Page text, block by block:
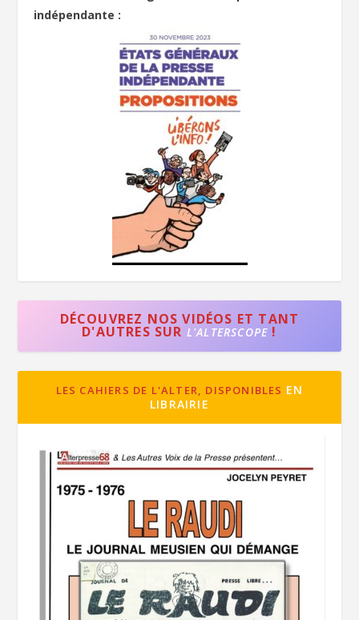
indépendante :
DÉCOUVREZ NOS VIDÉOS ET TANT
D'AUTRES SUR L'ALTERSCOPE !
LES CAHIERS DE L'ALTER, DISPONIBLES EN
LIBRAIRIE